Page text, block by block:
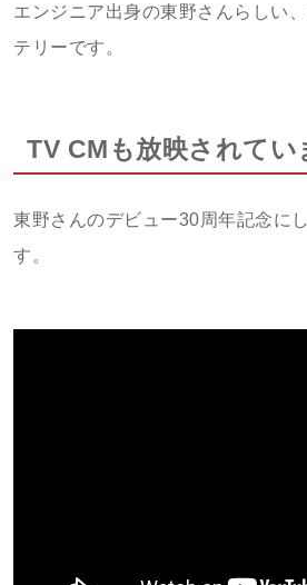
エンジニア出身の東野さんらしい
テリーです。
TV CMも放映されてい
東野さんのデビュー30周年記念に
す。